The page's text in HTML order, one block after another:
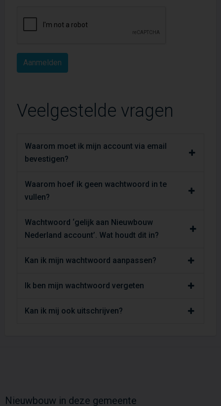
Veelgestelde vragen
Waarom moet ik mijn account via email
bevestigen?
Waarom hoef ik geen wachtwoord in te
vullen?
Wachtwoord ‘gelijk aan Nieuwbouw
Nederland account’. Wat houdt dit in?
Kan ik mijn wachtwoord aanpassen?
Ik ben mijn wachtwoord vergeten
Kan ik mij ook uitschrijven?
Nieuwbouw in deze gemeente